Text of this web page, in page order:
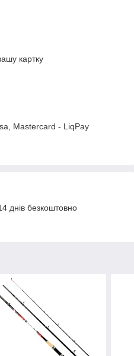
картку
Mastercard - LiqPay
днів безкоштовно